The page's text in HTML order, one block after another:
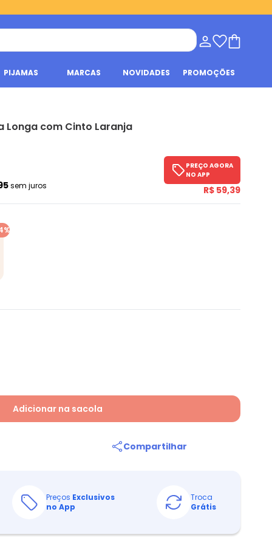
PIJAMAS MARCAS NOVIDADES PROMOÇÕES
Longa com Cinto Laranja
sem juros
PREÇO AGORA
NO APP
R$ 59,39
Adicionar na sacola
Compartilhar
Preços Exclusivos
no App
Troca
Grátis